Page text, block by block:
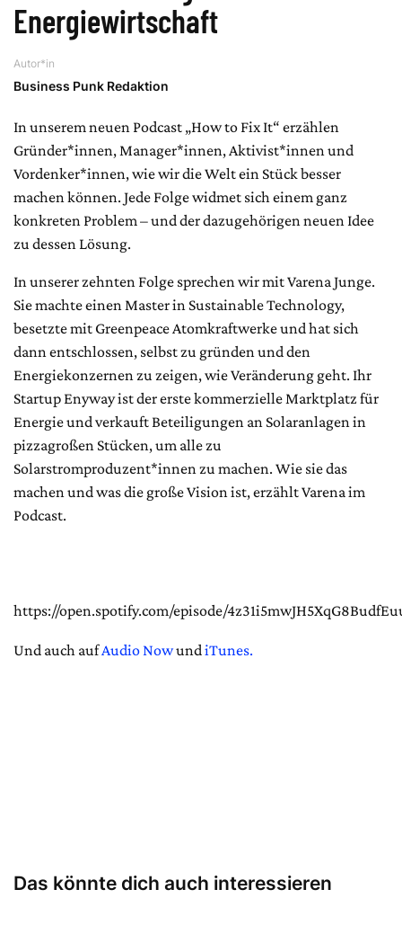
Energiewirtschaft
Autor*in
Business Punk Redaktion
In unserem neuen Podcast „How to Fix It“ erzählen
Gründer*innen, Manager*innen, Aktivist*innen und
Vordenker*innen, wie wir die Welt ein Stück besser
machen können. Jede Folge widmet sich einem ganz
konkreten Problem – und der dazugehörigen neuen Idee
zu dessen Lösung.
In unserer zehnten Folge sprechen wir mit Varena Junge.
Sie machte einen Master in Sustainable Technology,
besetzte mit Greenpeace Atomkraftwerke und hat sich
dann entschlossen, selbst zu gründen und den
Energiekonzernen zu zeigen, wie Veränderung geht. Ihr
Startup Enyway ist der erste kommerzielle Marktplatz für
Energie und verkauft Beteiligungen an Solaranlagen in
pizzagroßen Stücken, um alle zu
Solarstromproduzent*innen zu machen. Wie sie das
machen und was die große Vision ist, erzählt Varena im
Podcast.
https://open.spotify.com/episode/
Und auch aufAudio NowundiTunes.
Das könnte dich auch interessieren